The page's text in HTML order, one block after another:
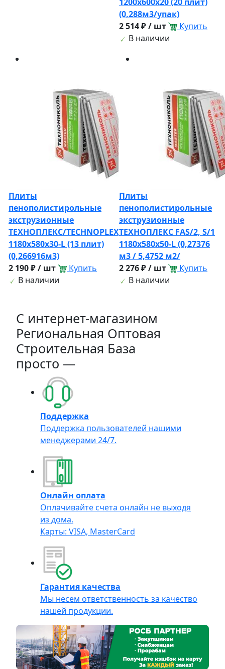
(0,288м3/упак)
2 514 ₽ / шт
Купить
В наличии
Плиты
пенополистирольные
экструзионные
ТЕХНОПЛЕКС/TECHNOPLEX
1180х580х30-L (13 плит)
(0,266916м3)
2 190 ₽ / шт
Купить
В наличии
Плиты
пенополистирольные
экструзионные
ТЕХНОПЛЕКС FAS/2, S/1
1180х580х50-L (0,27376
м3 / 5,4752 м2/
2 276 ₽ / шт
Купить
В наличии
C интернет-магазином
Региональная Оптовая
Строительная База
просто —
Поддержка
Поддержка пользователей нашими
менеджерами 24/7.
Онлайн оплата
Оплачивайте счета онлайн не выходя
из дома.
Карты: VISA, MasterCard
Гарантия качества
Мы несем ответственность за качество
нашей продукции.